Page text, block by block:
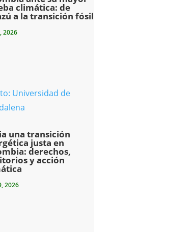
climática: de
a la transición fósil
2026
una transición
justa en
derechos,
y acción
2026